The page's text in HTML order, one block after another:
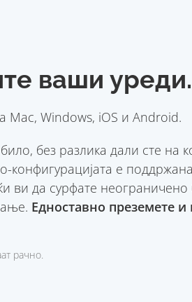
ваши уреди.
Mac, Windows, iOS и Android.
без разлика дали сте на
конфигурацијата е
ви да сурфате неограничено
Едноставно преземете и
рачно.